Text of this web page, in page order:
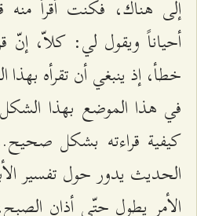
إلى هناك، فكنت أقرأ منه
أحياناً ويقول لي: كلاّ، إنّ
خطأ، إذ ينبغي أن تقرأه
في هذا الموضع بهذا
كيفية قراءته بشكل
الحديث يدور حول تفسير
الأمر يطول حتّى أذان